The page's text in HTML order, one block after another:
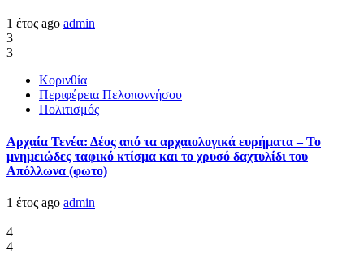
1 έτος ago admin
3
3
Κορινθία
Περιφέρεια Πελοποννήσου
Πολιτισμός
Αρχαία Τενέα: Δέος από τα αρχαιολογικά ευρήματα – Το
μνημειώδες ταφικό κτίσμα και το χρυσό δαχτυλίδι του
Απόλλωνα (φωτο)
1 έτος ago admin
4
4